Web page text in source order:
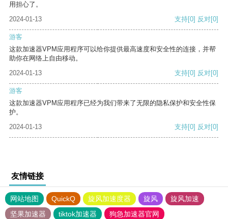
用担心了。
2024-01-13
支持[0] 反对[0]
游客
这款加速器VPM应用程序可以给你提供最高速度和安全性的连接，并帮
助你在网络上自由移动。
2024-01-13
支持[0] 反对[0]
游客
这款加速器VPM应用程序已经为我们带来了无限的隐私保护和安全性保
护。
2024-01-13
支持[0] 反对[0]
友情链接
网站地图 QuickQ 旋风加速度器 旋风
旋风加速
坚果加速器
tiktok加速器
狗急加速器官网